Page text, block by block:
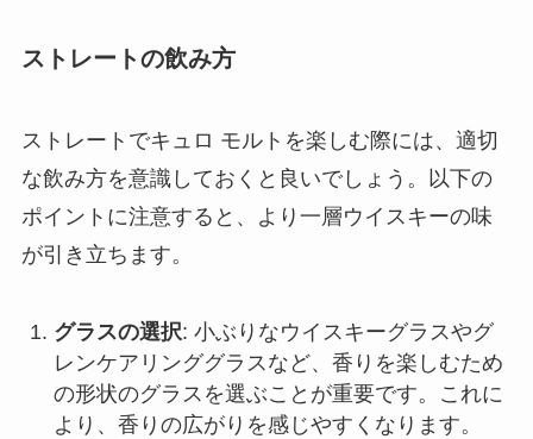
ストレートの飲み方
ストレートでキュロ モルトを楽しむ際には、適切
な飲み方を意識しておくと良いでしょう。以下の
ポイントに注意すると、より一層ウイスキーの味
が引き立ちます。
グラスの選択: 小ぶりなウイスキーグラスやグ
レンケアリンググラスなど、香りを楽しむため
の形状のグラスを選ぶことが重要です。これに
より、香りの広がりを感じやすくなります。